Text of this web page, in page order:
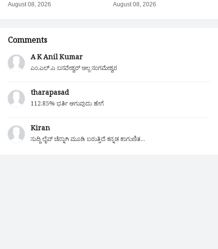
August 08, 2026 August 08, 2026
Comments
A K Anil Kumar
ಎಂ.ಎಲ್.ಎ ಬಸವೇಶ್ವರ್ ಅಲ್ಲ ಸಂಗಮೇಶ್ವರ
tharapasad
112.85% ಭರ್ತಿ ಆಗುವುದು ಹೇಗೆ
Kiran
ಸುದ್ದಿ ಲೈವ್ ಚೆನ್ನಾಗಿ ಮೂಡಿ ಬರುತ್ತಿದೆ ಕನ್ನಡ ಕಾಗುಣಿತ...